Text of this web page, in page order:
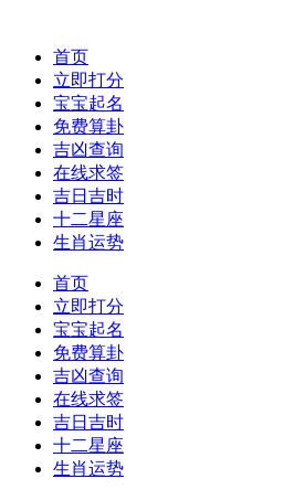
首页
立即打分
宝宝起名
免费算卦
吉凶查询
在线求签
吉日吉时
十二星座
生肖运势
首页
立即打分
宝宝起名
免费算卦
吉凶查询
在线求签
吉日吉时
十二星座
生肖运势